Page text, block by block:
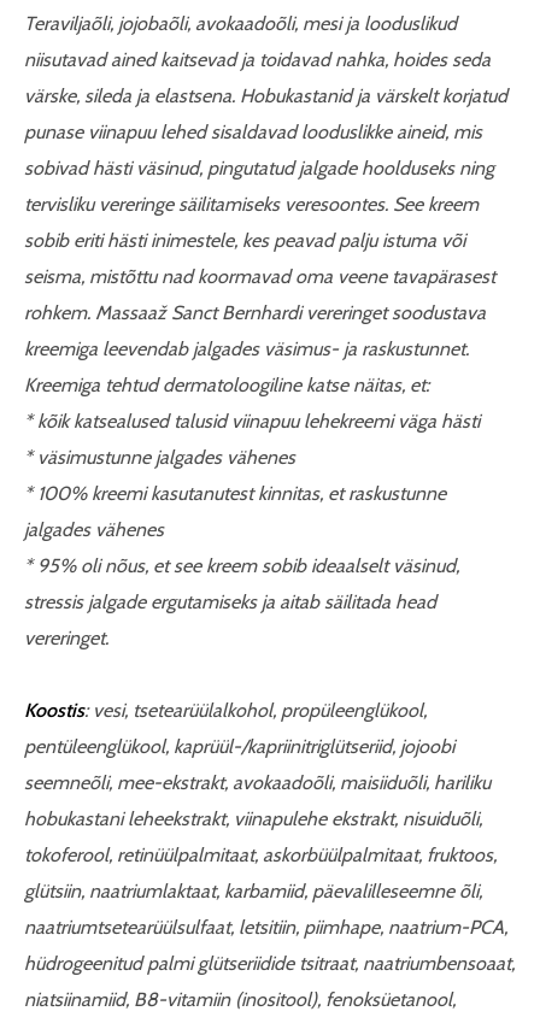
Teraviljaõli, jojobaõli, avokaadoõli, mesi ja looduslikud
niisutavad ained kaitsevad ja toidavad nahka, hoides seda
värske, sileda ja elastsena. Hobukastanid ja värskelt korjatud
punase viinapuu lehed sisaldavad looduslikke aineid, mis
sobivad hästi väsinud, pingutatud jalgade hoolduseks ning
tervisliku vereringe säilitamiseks veresoontes. See kreem
sobib eriti hästi inimestele, kes peavad palju istuma või
seisma, mistõttu nad koormavad oma veene tavapärasest
rohkem. Massaaž Sanct Bernhardi vereringet soodustava
kreemiga leevendab jalgades väsimus- ja raskustunnet.
Kreemiga tehtud dermatoloogiline katse näitas, et:
* kõik katsealused talusid viinapuu lehekreemi väga hästi
* väsimustunne jalgades vähenes
* 100% kreemi kasutanutest kinnitas, et raskustunne
jalgades vähenes
* 95% oli nõus, et see kreem sobib ideaalselt väsinud,
stressis jalgade ergutamiseks ja aitab säilitada head
vereringet.
Koostis: vesi, tsetearüülalkohol, propüleenglükool,
pentüleenglükool, kaprüül-/kapriinitriglütseriid, jojoobi
seemneõli, mee-ekstrakt, avokaadoõli, maisiiduõli, hariliku
hobukastani leheekstrakt, viinapulehe ekstrakt, nisuiduõli,
tokoferool, retinüülpalmitaat, askorbüülpalmitaat, fruktoos,
glütsiin, naatriumlaktaat, karbamiid, päevalilleseemne õli,
naatriumtsetearüülsulfaat, letsitiin, piimhape, naatrium-PCA,
hüdrogeenitud palmi glütseriidide tsitraat, naatriumbensoaat,
niatsiinamiid, B8-vitamiin (inositool), fenoksüetanool,